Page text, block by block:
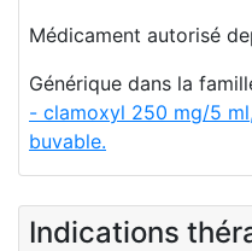
Médicament autorisé
Générique dans la
- clamoxyl 250 mg/5
buvable.
Indications